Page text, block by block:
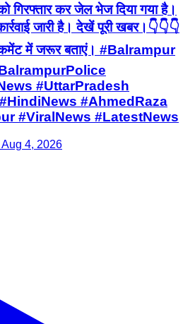
गिरफ्तार कर जेल भेज दिया गया है।
जारी है। देखें पूरी खबर।👇👇👇
में जरूर बताएं। #Balrampur
#UttarPradesh
#AhmedRaza
#ViralNews #LatestNews
4, 2026